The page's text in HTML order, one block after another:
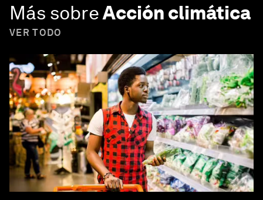
Más sobreAcción climática
VER TODO